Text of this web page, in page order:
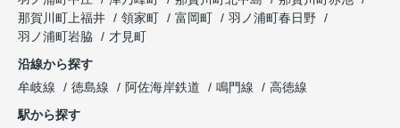
那賀川町上福井
領家町 富岡町
羽ノ浦町春日野
羽ノ浦町岩脇
才見町
沿線から探す
牟岐線
徳島線 阿佐海岸鉄道 鳴門線
高徳線
駅から探す